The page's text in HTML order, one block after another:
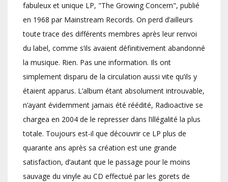
fabuleux et unique LP, "The Growing Concern", publié
en 1968 par Mainstream Records. On perd d’ailleurs
toute trace des différents membres après leur renvoi
du label, comme s’ils avaient définitivement abandonné
la musique. Rien. Pas une information. Ils ont
simplement disparu de la circulation aussi vite qu’ils y
étaient apparus. L’album étant absolument introuvable,
n’ayant évidemment jamais été réédité, Radioactive se
chargea en 2004 de le represser dans l’illégalité la plus
totale. Toujours est-il que découvrir ce LP plus de
quarante ans après sa création est une grande
satisfaction, d’autant que le passage pour le moins
sauvage du vinyle au CD effectué par les gorets de